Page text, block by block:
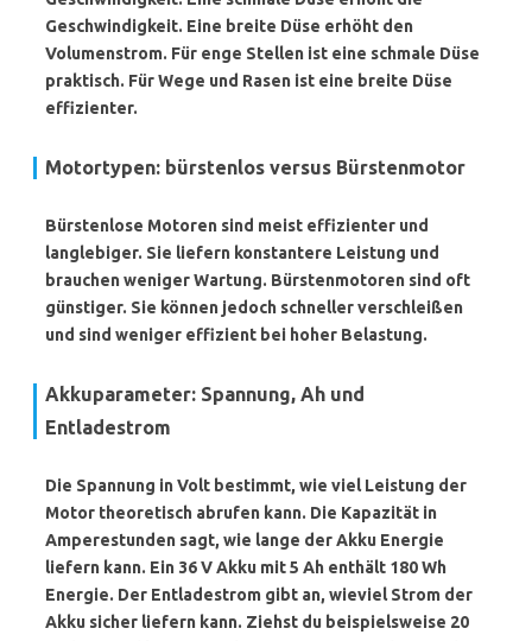
Geschwindigkeit. Eine breite Düse erhöht den
Volumenstrom. Für enge Stellen ist eine schmale Düse
praktisch. Für Wege und Rasen ist eine breite Düse
effizienter.
Motortypen: bürstenlos versus Bürstenmotor
Bürstenlose Motoren sind meist effizienter und
langlebiger. Sie liefern konstantere Leistung und
brauchen weniger Wartung. Bürstenmotoren sind oft
günstiger. Sie können jedoch schneller verschleißen
und sind weniger effizient bei hoher Belastung.
Akkuparameter: Spannung, Ah und
Entladestrom
Die Spannung in Volt bestimmt, wie viel Leistung der
Motor theoretisch abrufen kann. Die Kapazität in
Amperestunden sagt, wie lange der Akku Energie
liefern kann. Ein 36 V Akku mit 5 Ah enthält 180 Wh
Energie. Der Entladestrom gibt an, wieviel Strom der
Akku sicher liefern kann. Ziehst du beispielsweise 20